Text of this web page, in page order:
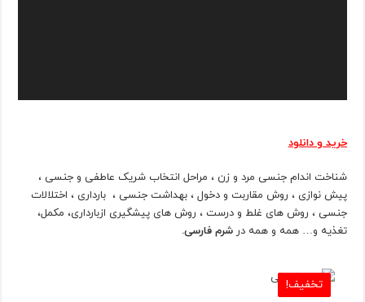
خرید و دانلود
شناخت اندام جنسی مرد و زن ، مراحل انتخاب شریک عاطفی و جنسی ،
پیش نوازی ، روش مقاربت و دخول ، بهداشت جنسی ، بارداری ، اختلالات
جنسی ، روش های غلط و درست ، روش های پیشگیری ازبارداری، مکمل،
تغذیه و… همه و همه درشرم فارسی.
تخفیف!